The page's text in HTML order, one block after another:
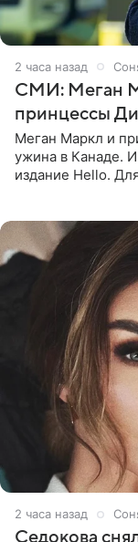
2 часа назад
СМИ: Меган
принцессы
Меган Маркл и
ужина в Канаде.
издание Hello.
2 часа назад
Седокова